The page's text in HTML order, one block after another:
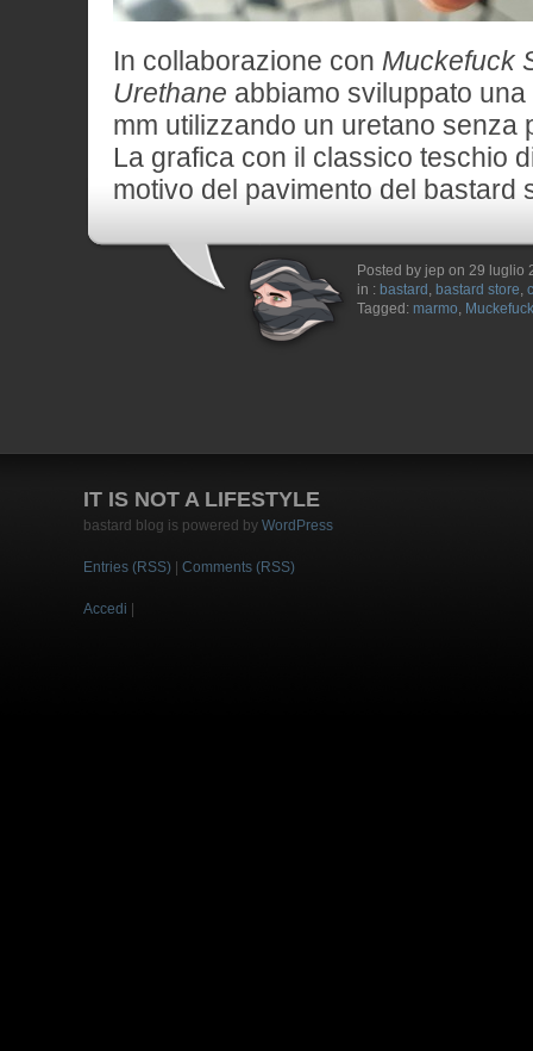
In collaborazione con Muckefuck
Urethane abbiamo sviluppato
mm utilizzando un uretano senza
La grafica con il classico teschio
motivo del pavimento del bastard
Posted by jep on 29 luglio
in : bastard , bastard store,
Tagged: marmo, Muckefuck
IT IS NOT A LIFESTYLE
bastard blog is powered by WordPress
Entries (RSS) Comments (RSS)
Accedi